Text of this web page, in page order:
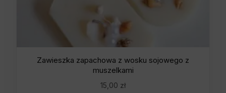
Zawieszka zapachowa z wosku sojowego z
muszelkami
15,00 zł